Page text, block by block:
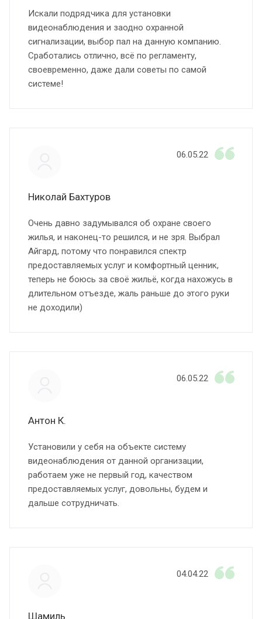
Искали подрядчика для установки
видеонаблюдения и заодно охранной
сигнализации, выбор пал на данную компанию.
Сработались отлично, всё по регламенту,
своевременно, даже дали советы по самой
системе!
Николай Бахтуров
06.05.22
Очень давно задумывался об охране своего
жилья, и наконец-то решился, и не зря. Выбрал
Айгард, потому что понравился спектр
предоставляемых услуг и комфортный ценник,
теперь не боюсь за своё жильё, когда нахожусь в
длительном отъезде, жаль раньше до этого руки
не доходили)
Антон К.
06.05.22
Установили у себя на объекте систему
видеонаблюдения от данной организации,
работаем уже не первый год, качеством
предоставляемых услуг, довольны, будем и
дальше сотрудничать.
Шамиль
04.04.22